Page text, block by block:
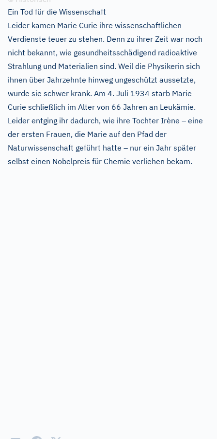
Ein Tod für die Wissenschaft
Leider kamen Marie Curie ihre wissenschaftlichen
Verdienste teuer zu stehen. Denn zu ihrer Zeit war noch
nicht bekannt, wie gesundheitsschädigend radioaktive
Strahlung und Materialien sind. Weil die Physikerin sich
ihnen über Jahrzehnte hinweg ungeschützt aussetzte,
wurde sie schwer krank. Am 4. Juli 1934 starb Marie
Curie schließlich im Alter von 66 Jahren an Leukämie.
Leider entging ihr dadurch, wie ihre Tochter Irène – eine
der ersten Frauen, die Marie auf den Pfad der
Naturwissenschaft geführt hatte – nur ein Jahr später
selbst einen Nobelpreis für Chemie verliehen bekam.